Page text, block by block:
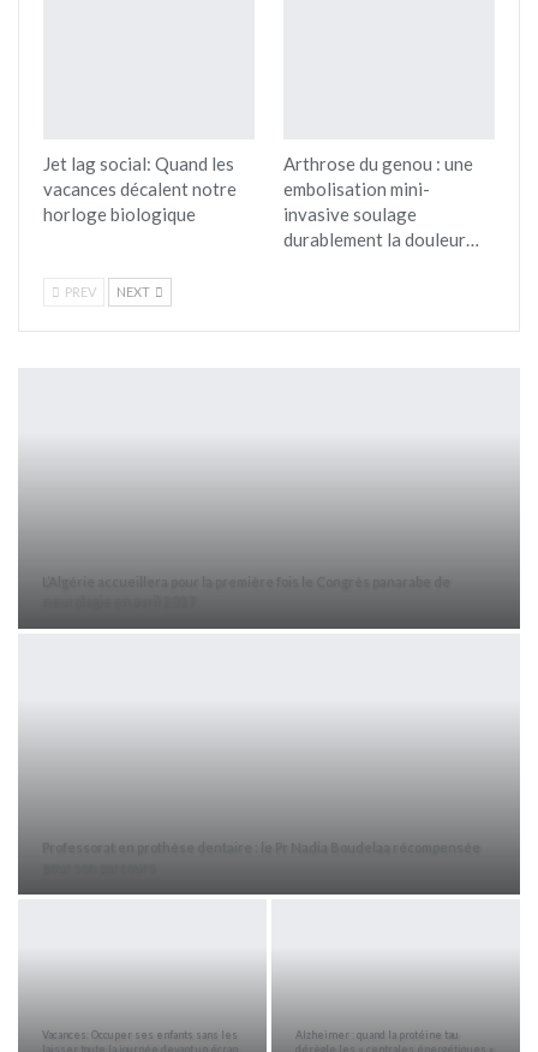
Jet lag social: Quand les
vacances décalent notre
horloge biologique
Arthrose du genou : une
embolisation mini-
invasive soulage
durablement la douleur…
PREV NEXT
L’Algérie accueillera pour la première fois le Congrès panarabe de
Professorat en prothèse dentaire : le Pr Nadia Boudelaa récompensée
Vacances: Occuper ses enfants sans les
laisser toute la journée devant un écran
Alzheimer : quand la protéine tau
dérègle les « centrales énergétiques »